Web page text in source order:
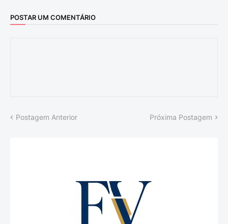
POSTAR UM COMENTÁRIO
Postagem Anterior Próxima Postagem